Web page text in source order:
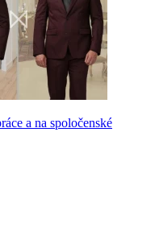
a na spoločenské